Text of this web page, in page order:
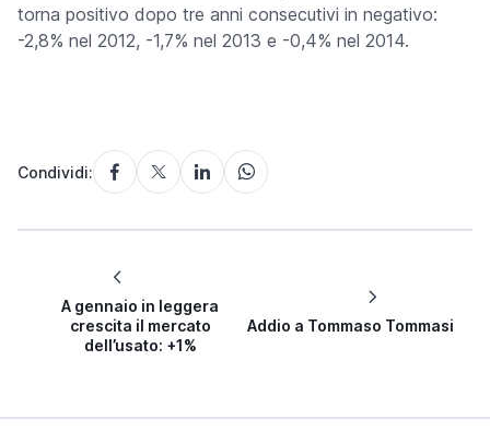
torna positivo dopo tre anni consecutivi in negativo:
-2,8% nel 2012, -1,7% nel 2013 e -0,4% nel 2014.
Condividi:
A gennaio in leggera
crescita il mercato
dell’usato: +1%
Addio a Tommaso Tommasi